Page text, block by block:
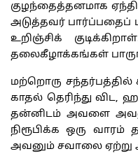
குழந்தைத்தனமாக
அடுத்தவர் பார்ப்பதைப்
உறிஞ்சிக்
தலைகீழாக்கங்கள்
மற்றொரு
காதல் தெரிந்து விட,
தன்னிடம் அவளை
நிரூபிக்க ஒரு வாரம்
அவனும் சவாலை ஏற்று